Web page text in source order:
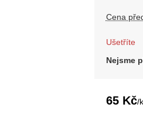
Cena
Ušetříte
Nejsme
65 Kč/